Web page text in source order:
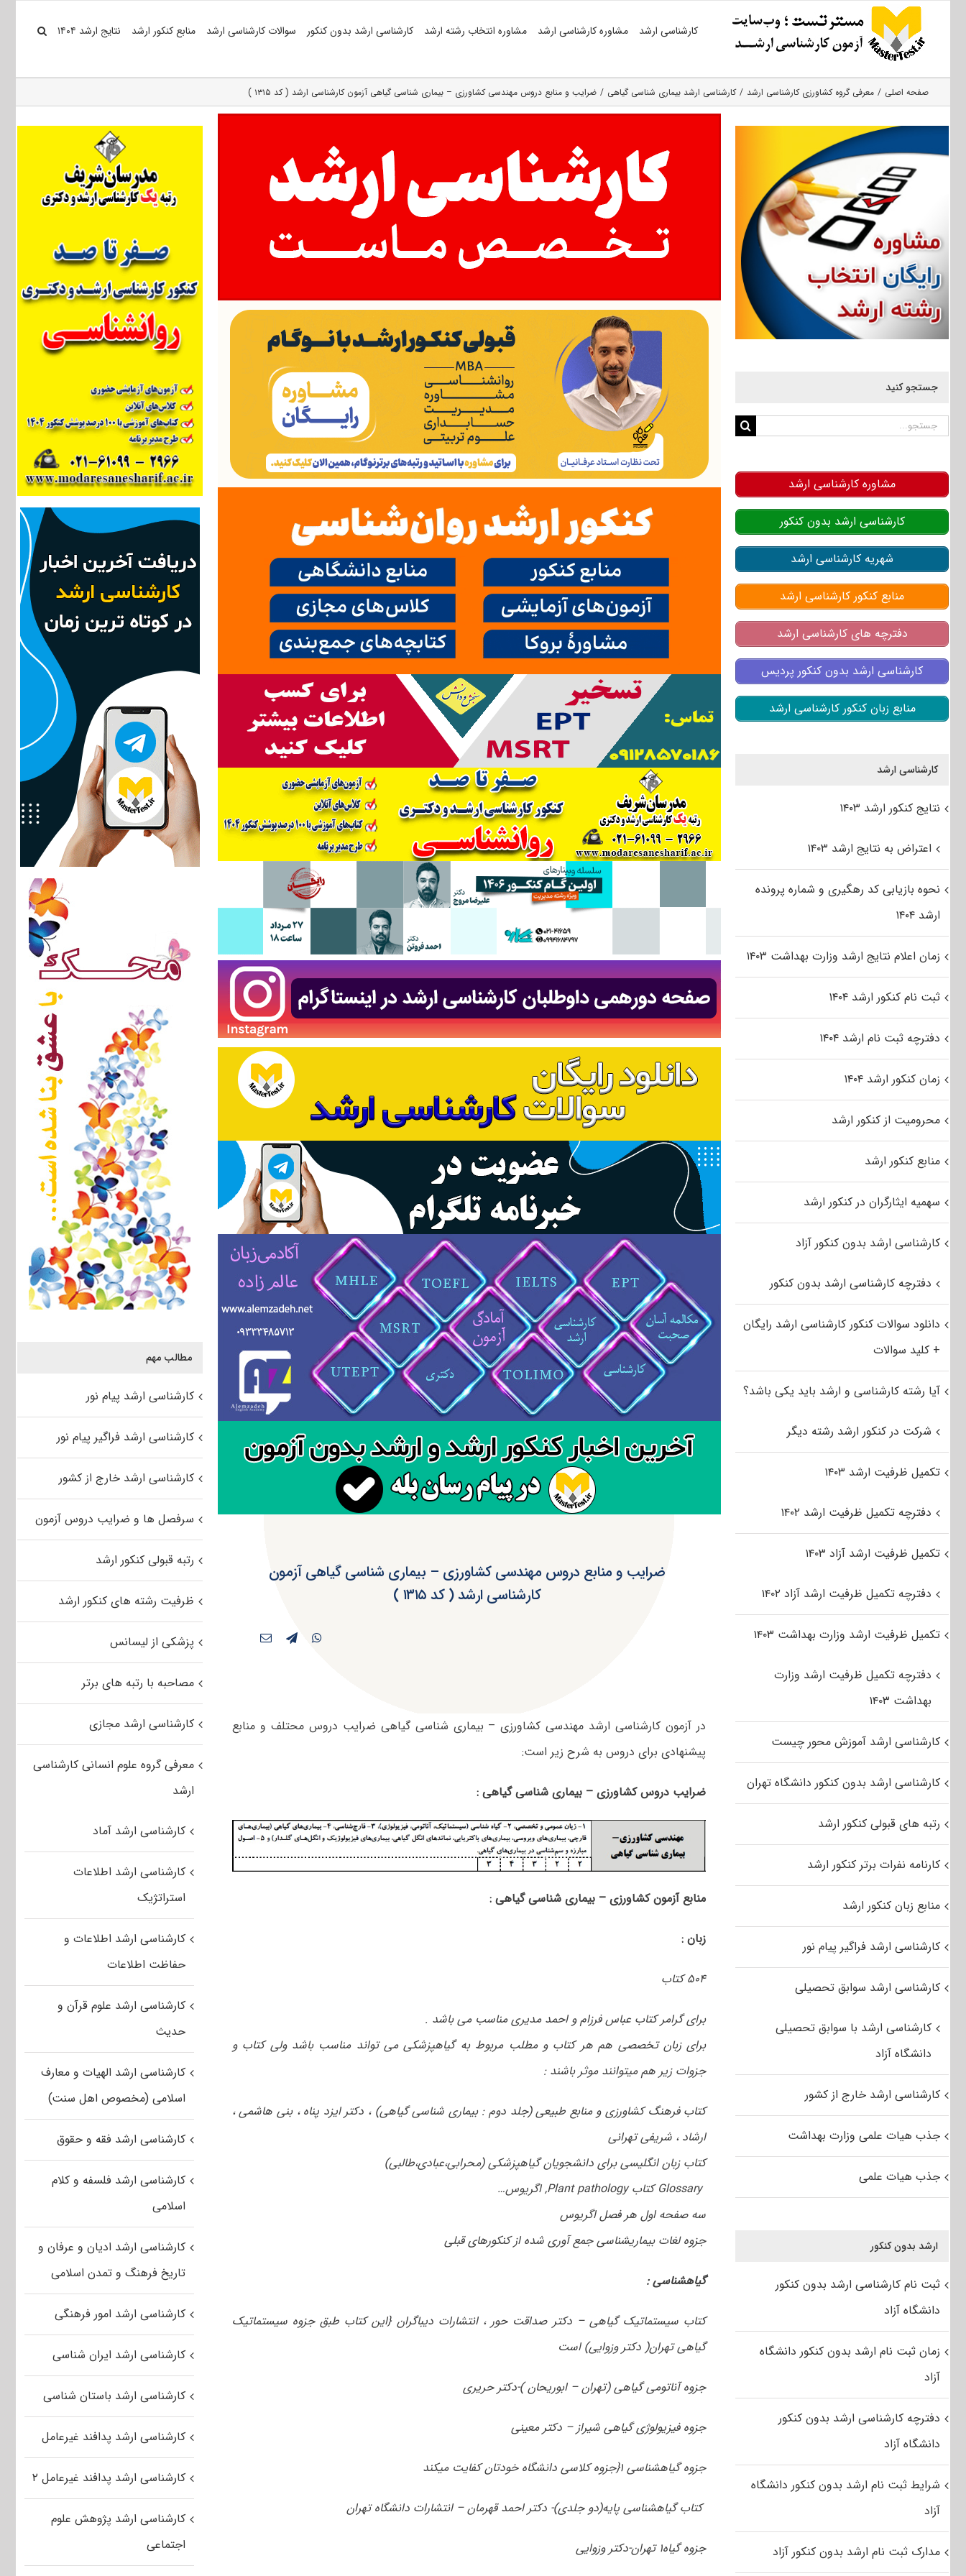
کارشناسی ارشد مشاوره کارشناسی ارشد مشاوره انتخاب رشته ارشد کارشناسی ارشد بدون کنکور سوالات کارشناسی ارشد منابع کنکور ارشد نتایج ارشد ۱۴۰۴
صفحه اصلی معرفی گروه کشاورزی کارشناسی ارشد کارشناسی ارشد بیماری‌ شناسی گیاهی ضرایب و منابع دروس مهندسی کشاورزی – بیماری شناسی گیاهی آزمون کارشناسی ارشد ( کد ۱۳۱۵ )
ضرایب و منابع دروس مهندسی کشاورزی – بیماری شناسی گیاهی آزمون
کارشناسی ارشد ( کد ۱۳۱۵ )
در آزمون کارشناسی ارشد مهندسی کشاورزی – بیماری شناسی گیاهی ضرایب دروس محتلف و منابع
پیشنهادی برای دروس به شرح زیر است:
ضرایب دروس کشاورزی – بیماری شناسی گیاهی :
منابع آزمون کشاورزی – بیماری شناسی گیاهی :
زبان :
۵۰۴ کتاب
برای گرامر کتاب عباس فرزام و احمد مدیری مناسب می باشد .
برای زبان تخصصی هم هر کتاب و مطلب مربوط به گیاهپزشکی می تواند مناسب باشد ولی کتاب و
جزوات زیر هم میتوانند موثر باشند :
کتاب فرهنگ کشاورزی و منابع طبیعی (جلد دوم : بیماری شناسی گیاهی) ، دکتر ایزد پناه ، بنی هاشمی ،
ارشاد ، شریفی تهرانی
کتاب زبان انگلیسی برای دانشجویان گیاهپزشکی (محرابی،عبادی،طالبی)
Glossary
کتابPlant pathology, اگریوس…
سه صفحه اول هر فصل اگریوس
جزوه لغات بیماریشناسی جمع آوری شده از کنکورهای قبلی
گیاهشناسی:
کتاب سیستماتیک گیاهی – دکتر صداقت حور ، انتشارات دیباگران {این کتاب طبق جزوه سیستماتیک
گیاهی تهران( دکتر وزوایی) است
جزوه آناتومی گیاهی (تهران – ابوریحان )-دکتر حریری
جزوه فیزیولوژی گیاهی شیراز – دکتر معینی
جزوه گیاهشناسی ۱{جزوه کلاسی دانشگاه خودتان کفایت میکند
کتاب گیاهشناسی پایه(دو جلدی)- دکتر احمد قهرمان – انتشارات دانشگاه تهران
جزوه گیاه۱ تهران-دکتر وزوایی
مطالب مهم
کارشناسی ارشد پیام نور
کارشناسی ارشد فراگیر پیام نور
کارشناسی ارشد خارج از کشور
سرفصل ها و ضرایب دروس آزمون
رتبه قبولی کنکور ارشد
ظرفیت رشته های کنکور ارشد
پزشکی از لیسانس
مصاحبه با رتبه های برتر
کارشناسی ارشد مجازی
معرفی گروه علوم انسانی کارشناسی
ارشد
کارشناسی ارشد آماد
کارشناسی ارشد اطلاعات
استراتژیک
کارشناسی ارشد اطلاعات و
حفاظت اطلاعات
کارشناسی ارشد علوم قرآن و
حدیث
کارشناسی ارشد الهیات و معارف
اسلامی (مخصوص اهل سنت)
کارشناسی ارشد فقه و حقوق
کارشناسی ارشد فلسفه و کلام
اسلامی
کارشناسی ارشد ادیان و عرفان و
تاریخ فرهنگ و تمدن اسلامی
کارشناسی ارشد امور فرهنگی
کارشناسی ارشد ایران شناسی
کارشناسی ارشد باستان شناسی
کارشناسی ارشد پدافند غیرعامل
کارشناسی ارشد پدافند غیرعامل ۲
کارشناسی ارشد پژوهش علوم
اجتماعی
جستجو کنید
جستجو
مشاوره کارشناسی ارشد
کارشناسی ارشد بدون کنکور
شهریه کارشناسی ارشد
منابع کنکور کارشناسی ارشد
دفترچه های کارشناسی ارشد
کارشناسی ارشد بدون کنکور پردیس
منابع زبان کنکور کارشناسی ارشد
کارشناسی ارشد
نتایج کنکور ارشد ۱۴۰۳
اعتراض به نتایج ارشد ۱۴۰۳
نحوه بازیابی کد رهگیری و شماره پرونده
ارشد ۱۴۰۴
زمان اعلام نتایج ارشد وزارت بهداشت ۱۴۰۳
ثبت نام کنکور ارشد ۱۴۰۴
دفترچه ثبت نام ارشد ۱۴۰۴
زمان کنکور ارشد ۱۴۰۴
محرومیت از کنکور ارشد
منابع کنکور ارشد
سهمیه ایثارگران در کنکور ارشد
کارشناسی ارشد بدون کنکور آزاد
دفترچه کارشناسی ارشد بدون کنکور
دانلود سوالات کنکور کارشناسی ارشد رایگان
+ کلید سوالات
آیا رشته کارشناسی و ارشد باید یکی باشد؟
شرکت در کنکور ارشد رشته دیگر
تکمیل ظرفیت ارشد ۱۴۰۳
دفترچه تکمیل ظرفیت ارشد ۱۴۰۲
تکمیل ظرفیت ارشد آزاد ۱۴۰۳
دفترچه تکمیل ظرفیت ارشد آزاد ۱۴۰۲
تکمیل ظرفیت ارشد وزارت بهداشت ۱۴۰۳
دفترچه تکمیل ظرفیت ارشد وزارت
بهداشت ۱۴۰۳
کارشناسی ارشد آموزش محور چیست
کارشناسی ارشد بدون کنکور دانشگاه تهران
رتبه های قبولی کنکور ارشد
کارنامه نفرات برتر کنکور ارشد
منابع زبان کنکور ارشد
کارشناسی ارشد فراگیر پیام نور
کارشناسی ارشد سوابق تحصیلی
کارشناسی ارشد با سوابق تحصیلی
دانشگاه آزاد
کارشناسی ارشد خارج از کشور
جذب هیات علمی وزارت بهداشت
جذب هیات علمی
ارشد بدون کنکور
ثبت نام کارشناسی ارشد بدون کنکور
دانشگاه آزاد
زمان ثبت نام ارشد بدون کنکور دانشگاه
آزاد
دفترچه کارشناسی ارشد بدون کنکور
دانشگاه آزاد
شرایط ثبت نام ارشد بدون کنکور دانشگاه
آزاد
مدارک ثبت نام ارشد بدون کنکور آزاد